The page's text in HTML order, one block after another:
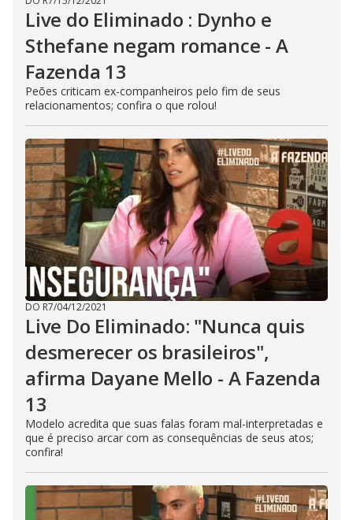
Live do Eliminado : Dynho e
Sthefane negam romance - A
Fazenda 13
Peões criticam ex-companheiros pelo fim de seus
relacionamentos; confira o que rolou!
DO R7/04/12/2021
Live Do Eliminado: "Nunca quis
desmerecer os brasileiros",
afirma Dayane Mello - A Fazenda
13
Modelo acredita que suas falas foram mal-interpretadas e
que é preciso arcar com as consequências de seus atos;
confira!